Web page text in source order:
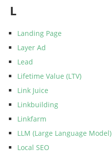
L
Landing Page
Layer Ad
Lead
Lifetime Value (LTV)
Link Juice
Linkbuilding
Linkfarm
LLM (Large Language Model)
Local SEO